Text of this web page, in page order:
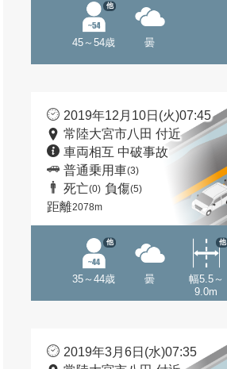
45～54歳
他
曇
2019年12月10日(火)07:45
常陸大宮市八田 付近
車両相互 中破事故
普通乗用車(3)
死亡(0) 負傷(5)
距離2078m
35～44歳
他
曇
幅5.5～
9.0m
他
2019年3月6日(水)07:35